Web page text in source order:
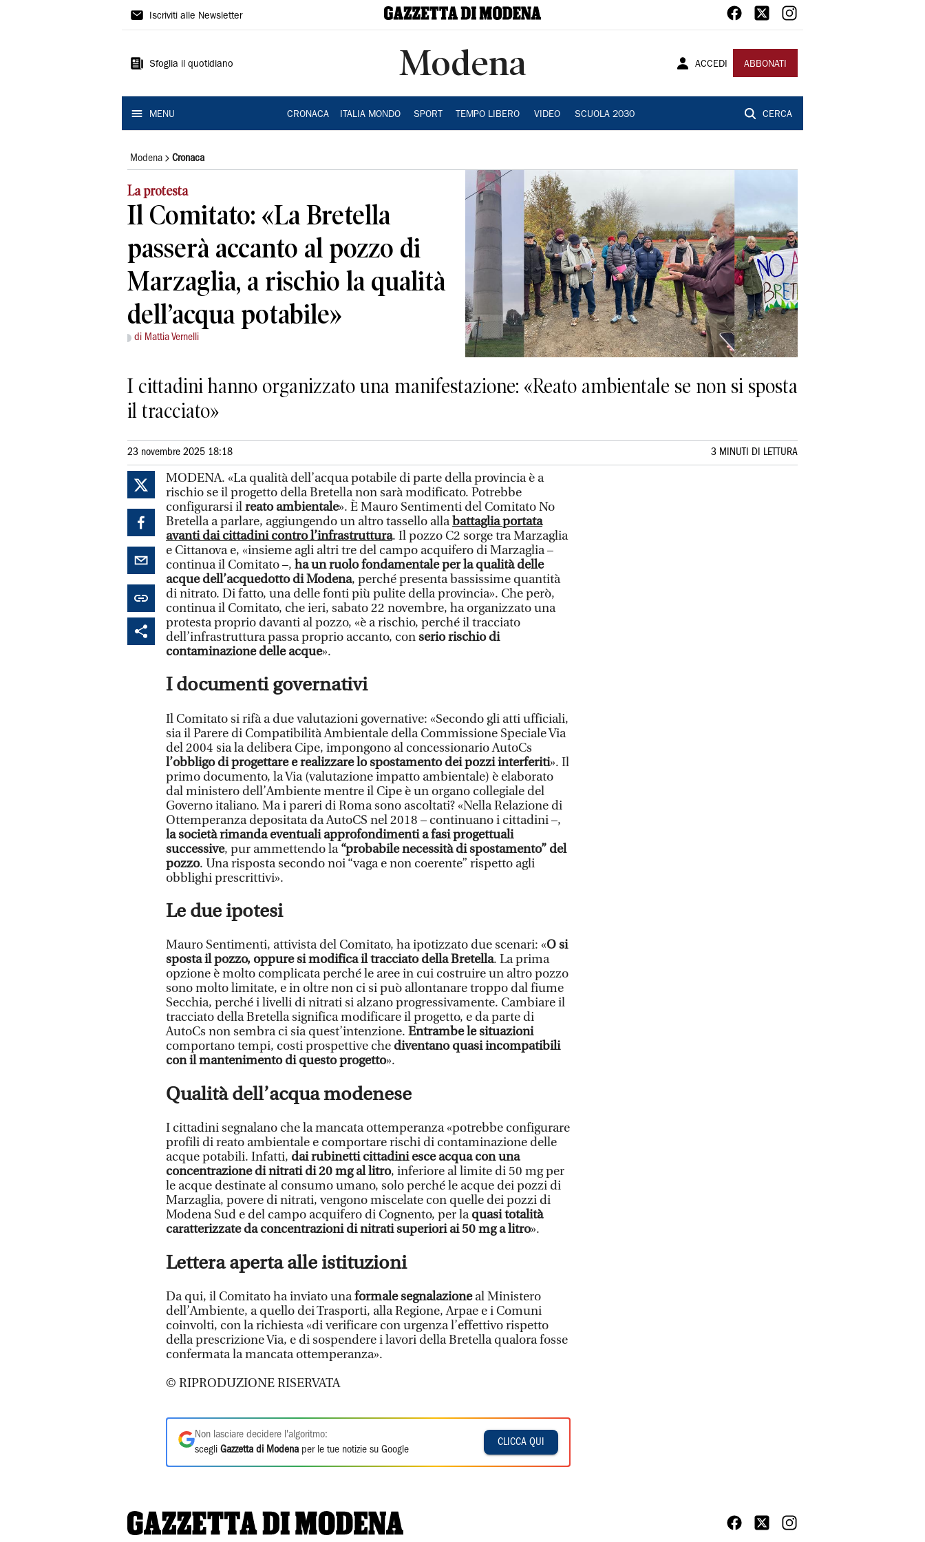
Gazzetta
Modena
Iscriviti alle Newsletter
Sfoglia il quotidiano Modena ACCEDI ABBONATI
MENU CRONACA ITALIA MONDO SPORT TEMPO LIBERO VIDEO SCUOLA 2030 CERCA
Modena Cronaca
La protesta
Il Comitato: «La Bretella
passerà accanto al pozzo di
Marzaglia, a rischio la qualità
dell’acqua potabile»
di Mattia Vernelli
I cittadini hanno organizzato una manifestazione: «Reato ambientale se non si sposta
il tracciato»
23 novembre 2025 18:18 3 MINUTI DI LETTURA
MODENA. «La qualità dell’acqua potabile di parte della provincia è a
rischio se il progetto della Bretella non sarà modificato. Potrebbe
configurarsi ilreato ambientale». È Mauro Sentimenti del Comitato No
Bretella a parlare, aggiungendo un altro tassello allabattaglia portata
avanti dai cittadini contro l’infrastruttura. Il pozzo C2 sorge tra Marzaglia
e Cittanova e, «insieme agli altri tre del campo acquifero di Marzaglia –
continua il Comitato –, ha un ruolo fondamentale per la qualità delle
acque dell’acquedotto di Modena, perché presenta bassissime quantità
di nitrato. Di fatto, una delle fonti più pulite della provincia». Che però,
continua il Comitato, che ieri, sabato 22 novembre, ha organizzato una
protesta proprio davanti al pozzo, «è a rischio, perché il tracciato
dell’infrastruttura passa proprio accanto, conserio rischio di
contaminazione delle acque».
I documenti governativi
Il Comitato si rifà a due valutazioni governative: «Secondo gli atti ufficiali,
sia il Parere di Compatibilità Ambientale della Commissione Speciale Via
del 2004 sia la delibera Cipe, impongono al concessionario AutoCs
l’obbligo di progettare e realizzare lo spostamento dei pozzi interferiti». Il
primo documento, la Via (valutazione impatto ambientale) è elaborato
dal ministero dell’Ambiente mentre il Cipe è un organo collegiale del
Governo italiano. Ma i pareri di Roma sono ascoltati? «Nella Relazione di
Ottemperanza depositata da AutoCS nel 2018 – continuano i cittadini –,
la società rimanda eventuali approfondimenti a fasi progettuali
successive, pur ammettendo la“probabile necessità di spostamento” del
pozzo. Una risposta secondo noi “vaga e non coerente” rispetto agli
obblighi prescrittivi».
Le due ipotesi
Mauro Sentimenti, attivista del Comitato, ha ipotizzato due scenari: «O si
sposta il pozzo, oppure si modifica il tracciato della Bretella. La prima
opzione è molto complicata perché le aree in cui costruire un altro pozzo
sono molto limitate, e in oltre non ci si può allontanare troppo dal fiume
Secchia, perché i livelli di nitrati si alzano progressivamente. Cambiare il
tracciato della Bretella significa modificare il progetto, e da parte di
AutoCs non sembra ci sia quest’intenzione. Entrambe le situazioni
comportano tempi, costi prospettive che diventano quasi incompatibili
con il mantenimento di questo progetto».
Qualità dell’acqua modenese
I cittadini segnalano che la mancata ottemperanza «potrebbe configurare
profili di reato ambientale e comportare rischi di contaminazione delle
acque potabili. Infatti, dai rubinetti cittadini esce acqua con una
concentrazione di nitrati di 20 mg al litro, inferiore al limite di 50 mg per
le acque destinate al consumo umano, solo perché le acque dei pozzi di
Marzaglia, povere di nitrati, vengono miscelate con quelle dei pozzi di
Modena Sud e del campo acquifero di Cognento, per laquasi totalità
caratterizzate da concentrazioni di nitrati superiori ai 50 mg a litro».
Lettera aperta alle istituzioni
Da qui, il Comitato ha inviato unaformale segnalazioneal Ministero
dell’Ambiente, a quello dei Trasporti, alla Regione, Arpae e i Comuni
coinvolti, con la richiesta «di verificare con urgenza l’effettivo rispetto
della prescrizione Via, e di sospendere i lavori della Bretella qualora fosse
confermata la mancata ottemperanza».
© RIPRODUZIONE RISERVATA
Non lasciare decidere l'algoritmo:
scegli Gazzetta di Modena per le tue notizie su Google
CLICCA QUI